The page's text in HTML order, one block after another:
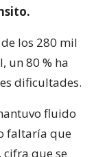
los 280 mil
un 80 % ha
dificultades.
fluido
faltaría que
cifra que se